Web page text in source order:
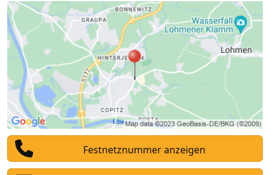
Festnetznummer anzeigen